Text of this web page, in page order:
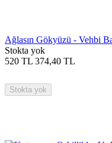
Ağlasın Gökyüzü - Vehbi
Stokta yok
520 TL 374,40 TL
Stokta yok